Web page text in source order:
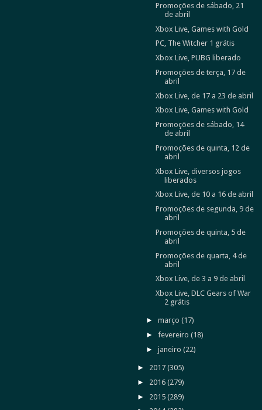
Promoções de sábado, 21
de abril
Xbox Live, Games with Gold
PC, The Witcher 1 grátis
Xbox Live, PUBG liberado
Promoções de terça, 17 de
abril
Xbox Live, de 17 a 23 de abril
Xbox Live, Games with Gold
Promoções de sábado, 14
de abril
Promoções de quinta, 12 de
abril
Xbox Live, diversos jogos
liberados
Xbox Live, de 10 a 16 de abril
Promoções de segunda, 9 de
abril
Promoções de quinta, 5 de
abril
Promoções de quarta, 4 de
abril
Xbox Live, de 3 a 9 de abril
Xbox Live, DLC Gears of War
2 grátis
►março(17)
►fevereiro(18)
►janeiro(22)
► 2017 (305)
► 2016 (279)
► 2015 (289)